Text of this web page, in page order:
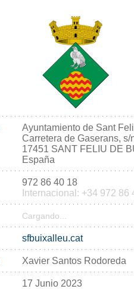
Ayuntamiento de Sant
Carretera de Gaserans, s/
17451 SANT FELIU DE
España
972 86 40 18
Internacional: +34 972 86
Cargando...
sfbuixalleu.cat
Xavier Santos Rodoreda
17 Junio 2023